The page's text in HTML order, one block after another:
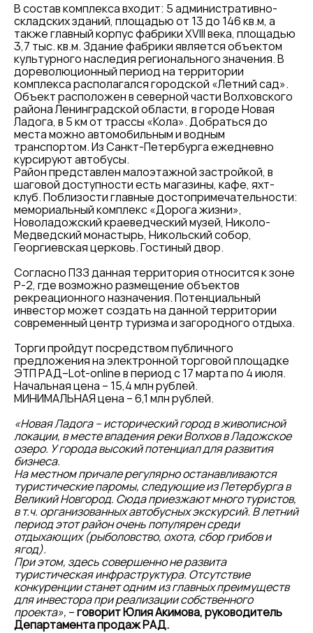
В состав комплекса входит: 5 административно-
складских зданий, площадью от 13 до 146 кв.м, а
также главный корпус фабрики XVIII века, площадью
3,7 тыс. кв.м. Здание фабрики является объектом
культурного наследия регионального значения. В
дореволюционный период на территории
комплекса располагался городской «Летний сад».
Объект расположен в северной части Волховского
района Ленинградской области, в городе Новая
Ладога, в 5 км от трассы «Кола». Добраться до
места можно автомобильным и водным
транспортом. Из Санкт-Петербурга ежедневно
курсируют автобусы.
Район представлен малоэтажной застройкой, в
шаговой доступности есть магазины, кафе, яхт-
клуб. Поблизости главные достопримечательности:
мемориальный комплекс «Дорога жизни»,
Новоладожский краеведческий музей, Николо-
Медведский монастырь, Никольский собор,
Георгиевская церковь. Гостиный двор.
Согласно ПЗЗ данная территория относится к зоне
Р-2, где возможно размещение объектов
рекреационного назначения. Потенциальный
инвестор может создать на данной территории
современный центр туризма и загородного отдыха.
Торги пройдут посредством публичного
предложения на электронной торговой площадке
ЭТП РАД–Lot-online в период с 17 марта по 4 июля.
Начальная цена – 15,4 млн рублей.
МИНИМАЛЬНАЯ цена – 6,1 млн рублей.
«Новая Ладога – исторический город в живописной
локации, в месте впадения реки Волхов в Ладожское
озеро. У города высокий потенциал для развития
бизнеса.
На местном причале регулярно останавливаются
туристические паромы, следующие из Петербурга в
Великий Новгород. Сюда приезжают много туристов,
в т.ч. организованных автобусных экскурсий. В летний
период этот район очень популярен среди
отдыхающих (рыболовство, охота, сбор грибов и
ягод).
При этом, здесь совершенно не развита
туристическая инфраструктура. Отсутствие
конкуренции станет одним из главных преимуществ
для инвестора при реализации собственного
проекта», –говорит Юлия Акимова, руководитель
Департамента продаж РАД.